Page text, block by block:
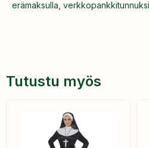
erämaksulla,
Tutustu myös